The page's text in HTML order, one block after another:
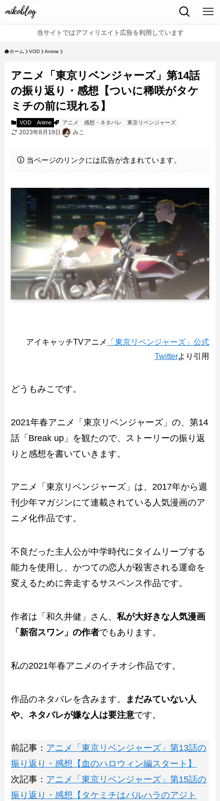
当サイトではアフィリエイト広告を利用しています
ホーム VOD Anime
アニメ「東京リベンジャーズ」第14話
の振り返り・感想【ついに稀咲がタケ
ミチの前に現れる】
VOD Anime アニメ 感想・ネタバレ 東京リベンジャーズ
2023年8月19日 みこ
当ページのリンクには広告が含まれています。
アイキャッチTVアニメ
「東京リベンジャーズ」公式
Twitterより引用
どうもみこです。
2021年春アニメ「東京リベンジャーズ」の、第14
話「Break up」を観たので、ストーリーの振り返
りと感想を書いていきます。
アニメ「東京リベンジャーズ」は、2017年から週
刊少年マガジンにて連載されている人気漫画のア
ニメ化作品です。
不良だった主人公が中学時代にタイムリープする
能力を使用し、かつての恋人が殺害される運命を
変えるために奔走するサスペンス作品です。
作者は「和久井健」さん、私が大好きな人気漫画
「新宿スワン」の作者でもあります。
私の2021年春アニメのイチオシ作品です。
作品のネタバレを含みます。
まだみていない人
や、ネタバレが嫌な人は要注意です。
前記事： アニメ「東京リベンジャーズ」第13話の
振り返り・感想【血のハロウィン編スタート】
次記事： アニメ「東京リベンジャーズ」第15話の
振り返り・感想【タケミチはバルハラのアジト